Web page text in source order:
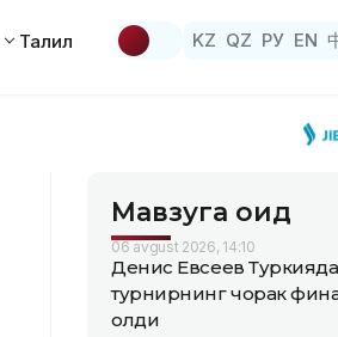
Таҳлил KZ QZ РУ EN
Мавзуга оид
06 avgust 2026, 14:10
Денис Евсеев
турнирнинг чорак
олди